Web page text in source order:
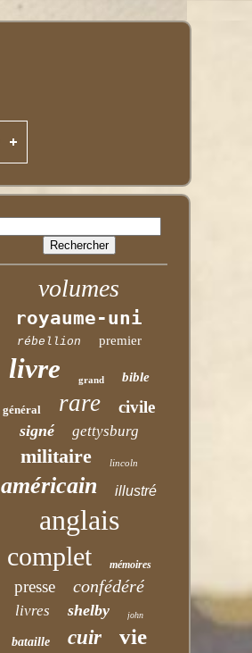
volumes
royaume-uni
rébellion premier
livre grand bible
général rare civile
signé gettysburg
militaire lincoln
américain illustré
anglais
complet mémoires
presse confédéré
livres shelby john
bataille cuir vie